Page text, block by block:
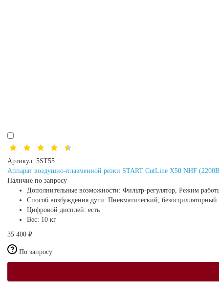
Артикул: 5ST55
Аппарат воздушно-плазменной резки START CutLine X50 NHF
Наличие по запросу
Дополнительные возможности: Фильтр-регулятор, Режим
Способ возбуждения дуги: Пневматический,
Цифровой дисплей: есть
Вес: 10 кг
35 400 ₽
По запросу